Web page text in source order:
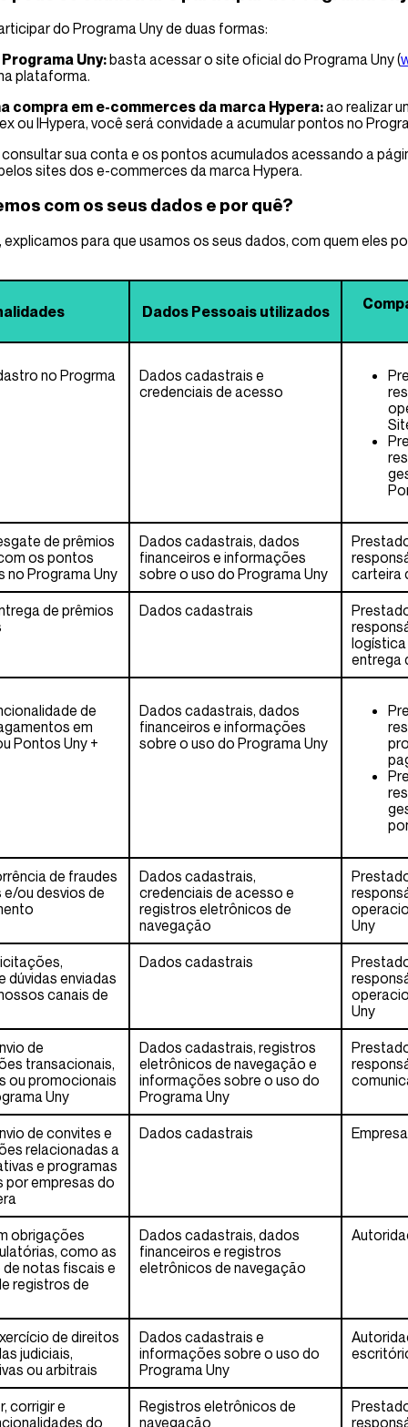
do Programa Uny de duas formas:
Uny:basta acessar o site oficial do Programa Uny (
plataforma.
compra em e-commerces da marca Hypera:ao realizar
ou IHypera, você será convidade a acumular pontos no
sua conta e os pontos acumulados acessando a
sites dos e-commerces da marca Hypera.
com os seus dados e por quê?
para que usamos os seus dados, com quem eles
Dados Pessoais utilizados
no Progrma
Dados cadastrais e
credenciais de acesso
de prêmios
os pontos
no Programa Uny
Dados cadastrais, dados
financeiros e informações
sobre o uso do Programa Uny
carteira
de prêmios
Dados cadastrais
logística
entrega
de
em
Pontos Uny +
Dados cadastrais, dados
financeiros e informações
sobre o uso do Programa Uny
de fraudes
ou desvios de
Dados cadastrais,
credenciais de acesso e
registros eletrônicos de
navegação
Uny
dúvidas enviadas
canais de
Dados cadastrais
Uny
de
transacionais,
ou promocionais
Uny
Dados cadastrais, registros
eletrônicos de navegação e
informações sobre o uso do
Programa Uny
de convites e
relacionadas a
e programas
por empresas do
Dados cadastrais
obrigações
como as
notas fiscais e
registros de
Dados cadastrais, dados
financeiros e registros
eletrônicos de navegação
de direitos
judiciais,
ou arbitrais
Dados cadastrais e
informações sobre o uso do
Programa Uny
corrigir e
do
Registros eletrônicos de
navegação